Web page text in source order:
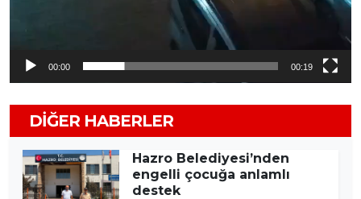
00:00 00:19
DIĞER HABERLER
Hazro Belediyesi’nden
engelli çocuğa anlamlı
destek